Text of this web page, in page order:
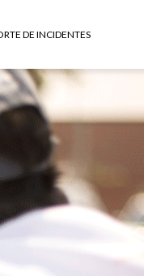
DE INCIDENTES